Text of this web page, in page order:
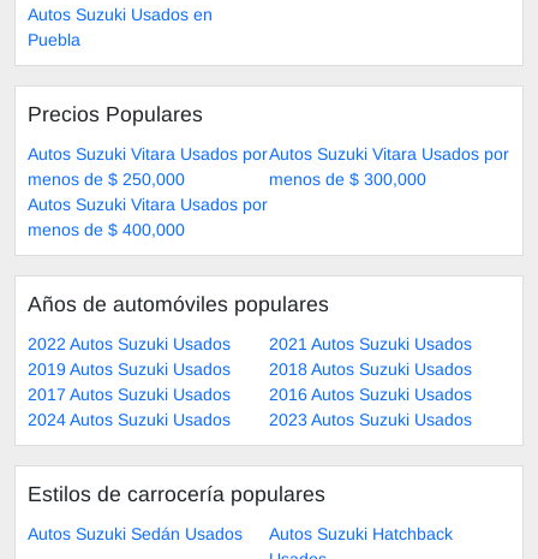
Autos Suzuki Usados en
Puebla
Precios Populares
Autos Suzuki Vitara Usados por
menos de $ 250,000
Autos Suzuki Vitara Usados por
menos de $ 300,000
Autos Suzuki Vitara Usados por
menos de $ 400,000
Años de automóviles populares
2022 Autos Suzuki Usados
2021 Autos Suzuki Usados
2019 Autos Suzuki Usados
2018 Autos Suzuki Usados
2017 Autos Suzuki Usados
2016 Autos Suzuki Usados
2024 Autos Suzuki Usados
2023 Autos Suzuki Usados
Estilos de carrocería populares
Autos Suzuki Sedán Usados
Autos Suzuki Hatchback